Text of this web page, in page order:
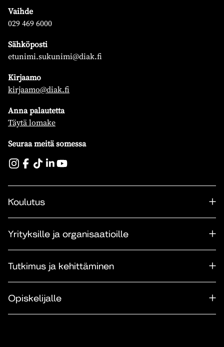
Vaihde
029 469 6000
Sähköposti
etunimi.sukunimi@diak.fi
Kirjaamo
kirjaamo@diak.fi
Anna palautetta
Täytä lomake
Seuraa meitä somessa
Koulutus
Yrityksille ja organisaatioille
Tutkimus ja kehittäminen
Opiskelijalle